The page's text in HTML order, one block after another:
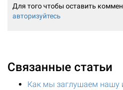
Для того чтобы оставить
авторизуйтесь
Связанные статьи
Как мы заглушаем нашу